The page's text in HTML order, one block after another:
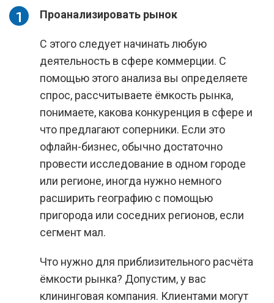
Проанализировать рынок
С этого следует начинать любую
деятельность в сфере коммерции. С
помощью этого анализа вы определяете
спрос, рассчитываете ёмкость рынка,
понимаете, какова конкуренция в сфере и
что предлагают соперники. Если это
офлайн-бизнес, обычно достаточно
провести исследование в одном городе
или регионе, иногда нужно немного
расширить географию с помощью
пригорода или соседних регионов, если
сегмент мал.
Что нужно для приблизительного расчёта
ёмкости рынка? Допустим, у вас
клининговая компания. Клиентами могут